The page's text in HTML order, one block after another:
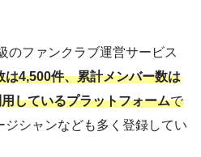
のファンクラブ運営サービス
は4,500件、累計メンバー数は
しているプラットフォームで
ジシャンなども多く登録してい